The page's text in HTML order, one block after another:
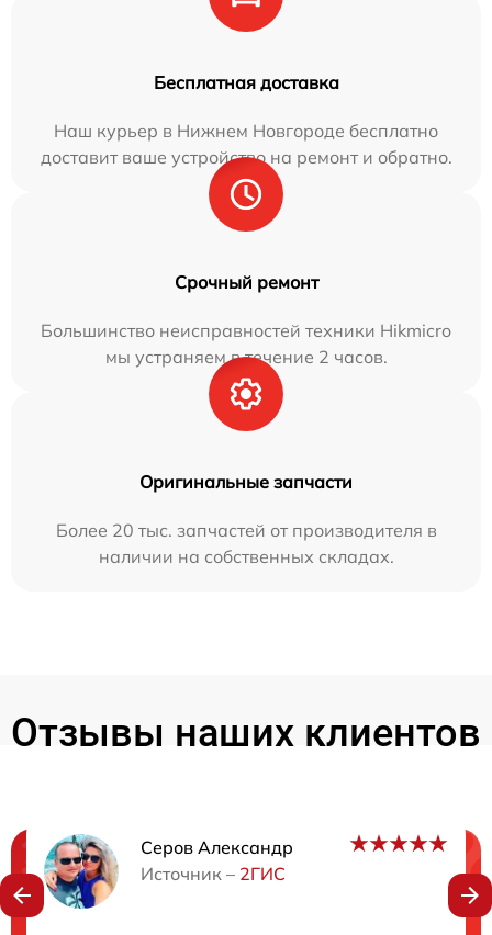
Бесплатная доставка
Наш курьер в Нижнем Новгороде бесплатно
доставит ваше устройство на ремонт и обратно.
Срочный ремонт
Большинство неисправностей техники Hikmicro
мы устраняем в течение 2 часов.
Оригинальные запчасти
Более 20 тыс. запчастей от производителя в
наличии на собственных складах.
Отзывы наших клиентов
Серов Александр
Источник – 2ГИС
Нужна консультация?